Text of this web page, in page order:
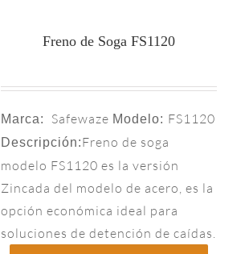
Freno de Soga FS1120
Marca: Safewaze Modelo: FS1120
Descripción:Freno de soga
modelo FS1120 es la versión
Zincada del modelo de acero, es la
opción económica ideal para
soluciones de detención de caídas.